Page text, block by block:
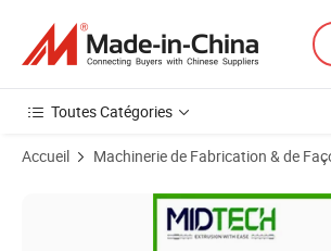
Toutes Catégories
Accueil Machinerie de Fabrication & de
Images du produit de Machine d'extrusion